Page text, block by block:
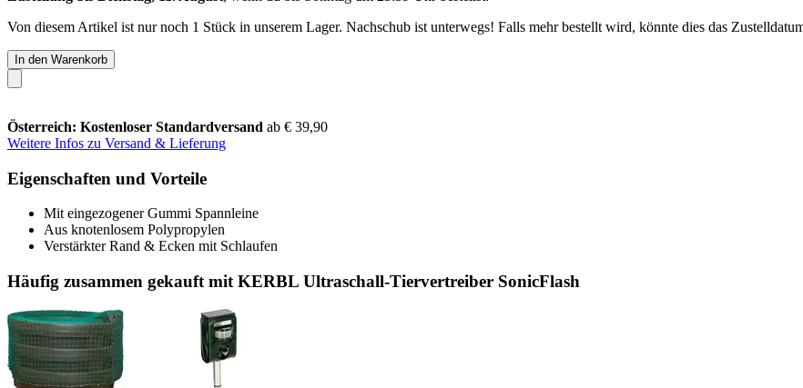
Von diesem Artikel ist nur noch 1 Stück in unserem Lager. Nachschub ist unterwegs! Falls mehr bestellt wird, könnte dies das
In den Warenkorb
Österreich: Kostenloser Standardversand ab € 39,90
Weitere Infos zu Versand & Lieferung
Eigenschaften und Vorteile
Mit eingezogener Gummi Spannleine
Aus knotenlosem Polypropylen
Verstärkter Rand & Ecken mit Schlaufen
Häufig zusammen gekauft mit KERBL Ultraschall-Tiervertreiber SonicFlash